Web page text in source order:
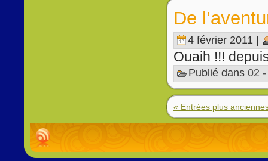
De
4 février 2011 |
Ouaih !!!
Publié dans 02
« Entrées plus